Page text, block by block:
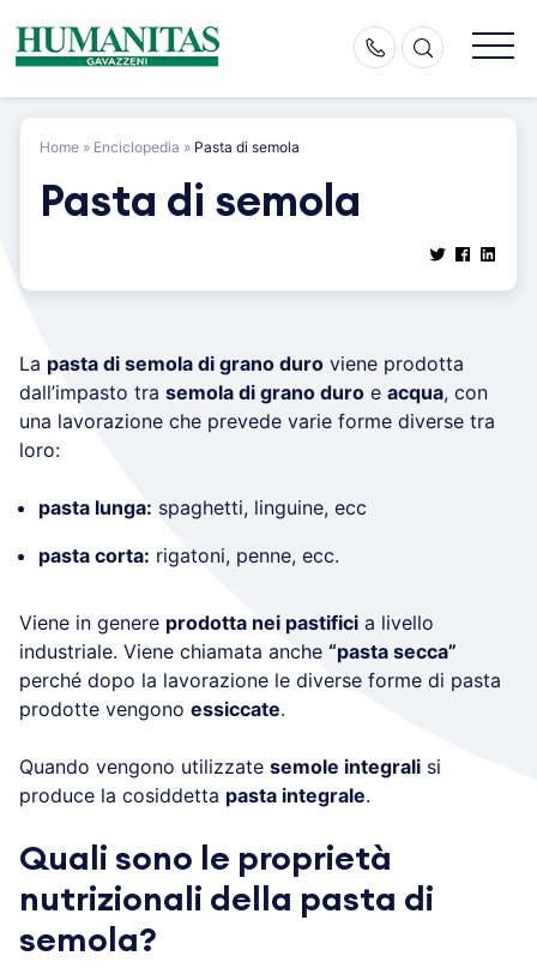
content
Home » Enciclopedia » Pasta di semola
Pasta di semola
La pasta di semola di grano duro viene prodotta
dall’impasto tra semola di grano duro e acqua, con
una lavorazione che prevede varie forme diverse tra
loro:
pasta lunga: spaghetti, linguine, ecc
pasta corta: rigatoni, penne, ecc.
Viene in genere prodotta nei pastifici a livello
industriale. Viene chiamata anche “pasta secca”
perché dopo la lavorazione le diverse forme di pasta
prodotte vengono essiccate.
Quando vengono utilizzate semole integrali si
produce la cosiddetta pasta integrale.
Quali sono le proprietà
nutrizionali della pasta di
semola?